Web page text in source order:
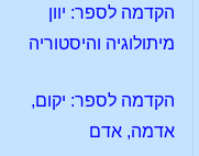
הקדמה לספר: יוון
מיתולוגיה והיסטוריה
הקדמה לספר: יקום,
אדמה, אדם